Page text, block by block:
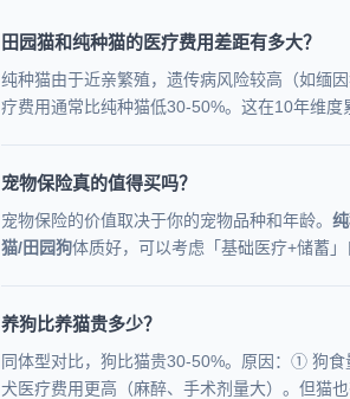
田园猫和纯种猫的医疗费用差距有多大？
纯种猫由于近亲繁殖，遗传病风险较高（如缅
疗费用通常比纯种猫低30-50%。这在10年维度
宠物保险真的值得买吗？
宠物保险的价值取决于你的宠物品种和年龄。
猫/田园狗体质好，可以考虑「基础医疗+储蓄」
养狗比养猫贵多少？
同体型对比，狗比猫贵30-50%。原因：① 狗
犬医疗费用更高（麻醉、手术剂量大）。但猫